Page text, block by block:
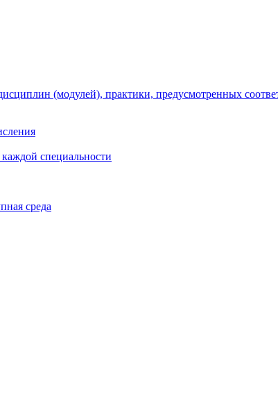
(модулей), практики, предусмотренных
специальности
среда